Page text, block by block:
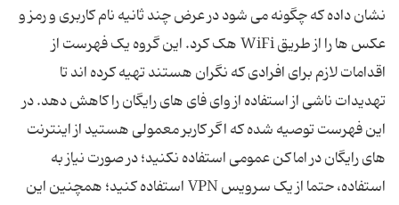
نشان داده که چگونه می شود در عرض چند ثانیه نام کاربری و رمز و
عکس ها را از طریق WiFi هک کرد. این گروه یک فهرست از
اقدامات لازم برای افرادی که نگران هستند تهیه کرده اند تا
تهدیدات ناشی از استفاده از وای فای های رایگان را کاهش دهد. در
این فهرست توصیه شده که اگر کاربر معمولی هستید از اینترنت
های رایگان در اماکن عمومی استفاده نکنید؛ در صورت نیاز به
استفاده، حتما از یک سرویس VPN استفاده کنید؛ همچنین این